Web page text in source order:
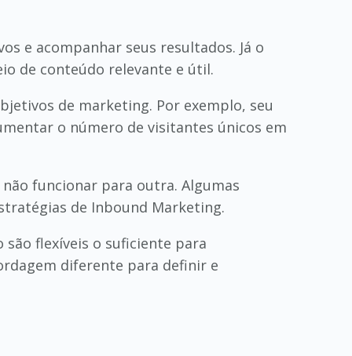
e acompanhar seus resultados. Já o
de conteúdo relevante e útil.
de marketing. Por exemplo, seu
o número de visitantes únicos em
funcionar para outra. Algumas
de Inbound Marketing.
são flexíveis o suficiente para
diferente para definir e